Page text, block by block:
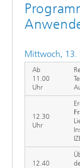
Mittwoch, 13.
Ab
11.00
Uhr
12.30
Uhr
12.40